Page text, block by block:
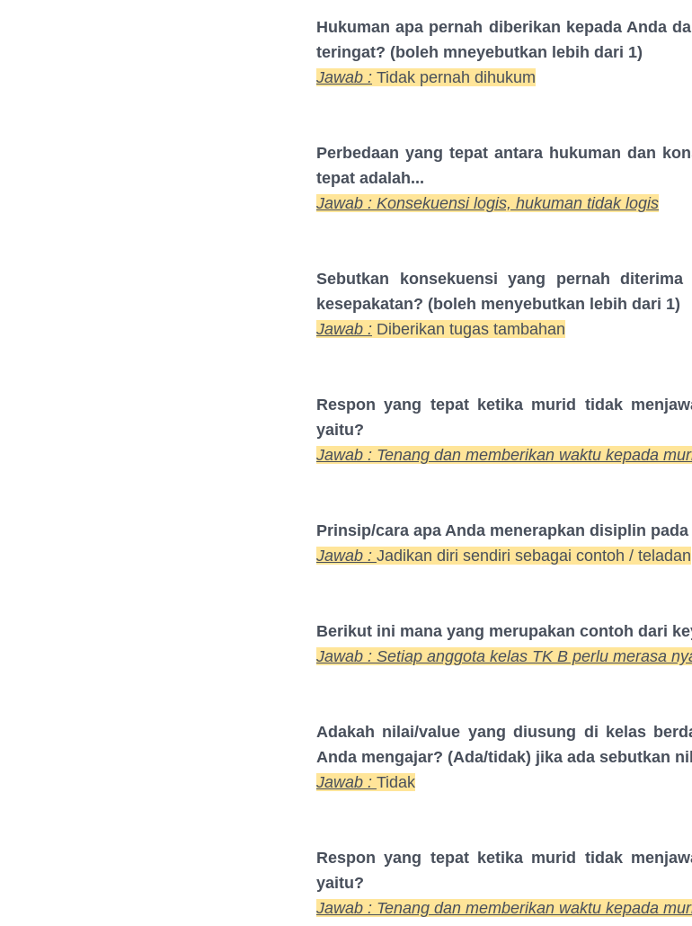
Hukuman apa pernah diberikan kepada Anda
teringat? (boleh mneyebutkan lebih dari 1)
Jawab : Tidak pernah dihukum
Perbedaan yang tepat antara hukuman dan
tepat adalah...
Jawab : Konsekuensi logis, hukuman tidak logis
Sebutkan konsekuensi yang pernah
kesepakatan? (boleh menyebutkan lebih dari 1)
Jawab : Diberikan tugas tambahan
Respon yang tepat ketika murid tidak
yaitu?
Jawab : Tenang dan memberikan waktu kepada
Prinsip/cara apa Anda menerapkan disiplin
Jawab : Jadikan diri sendiri sebagai contoh / teladan
Berikut ini mana yang merupakan contoh dari
Jawab : Setiap anggota kelas TK B perlu merasa
Adakah nilai/value yang diusung di kelas
Anda mengajar? (Ada/tidak) jika ada sebutkan
Jawab : Tidak
Respon yang tepat ketika murid tidak
yaitu?
Jawab : Tenang dan memberikan waktu kepada